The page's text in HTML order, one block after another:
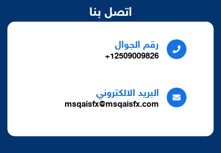
اتصل بنا
رقم الجوال
12509009826+
البريد الالكتروني
msqaisfx@msqaisfx.com